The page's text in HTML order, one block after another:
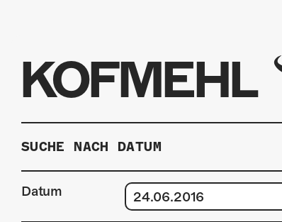
KOFMEHL
SUCHE NACH DATUM
Datum